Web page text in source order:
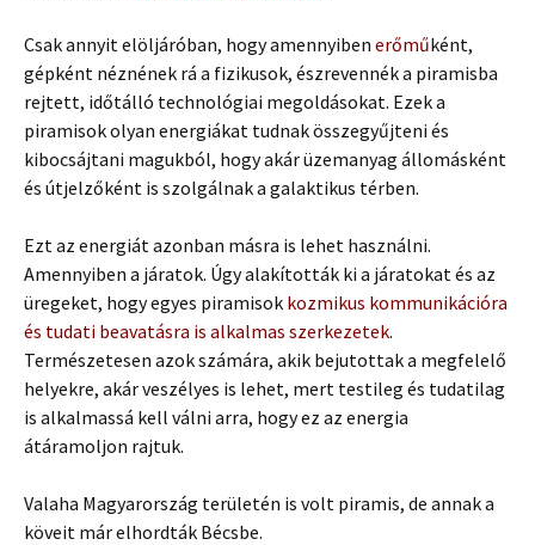
Csak annyit elöljáróban, hogy amennyiben erőműként,
gépként néznének rá a fizikusok, észrevennék a piramisba
rejtett, időtálló technológiai megoldásokat. Ezek a
piramisok olyan energiákat tudnak összegyűjteni és
kibocsájtani magukból, hogy akár üzemanyag állomásként
és útjelzőként is szolgálnak a galaktikus térben.
Ezt az energiát azonban másra is lehet használni.
Amennyiben a járatok. Úgy alakították ki a járatokat és az
üregeket, hogy egyes piramisok kozmikus kommunikációra
és tudati beavatásra is alkalmas szerkezetek.
Természetesen azok számára, akik bejutottak a megfelelő
helyekre, akár veszélyes is lehet, mert testileg és tudatilag
is alkalmassá kell válni arra, hogy ez az energia
átáramoljon rajtuk.
Valaha Magyarország területén is volt piramis, de annak a
köveit már elhordták Bécsbe.